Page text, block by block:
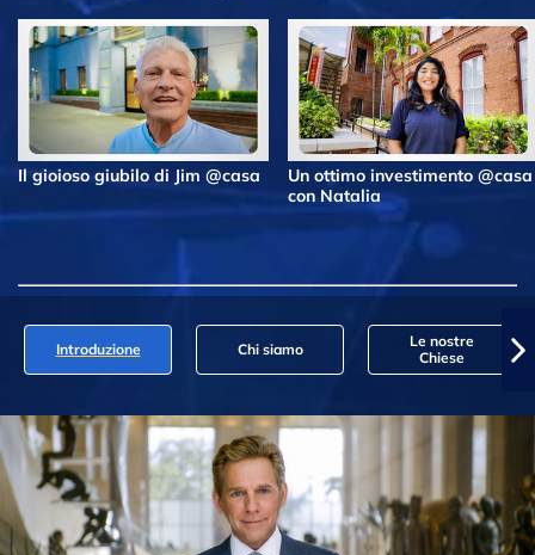
Il gioioso giubilo di Jim @casa
Un ottimo investimento @casa
con Natalia
Introduzione Chi siamo
Le nostre
Chiese